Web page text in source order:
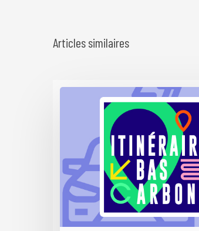
Articles similaires